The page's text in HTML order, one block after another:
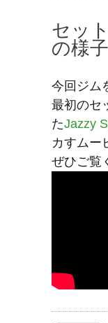
セッ
の様子
今回ジム
最初のセ
たJazzy
カすムー
ぜひご覧